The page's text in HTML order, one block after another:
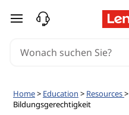
zum Hauptinhalt springen
Home> Education > Resources>
Bildungsgerechtigkeit